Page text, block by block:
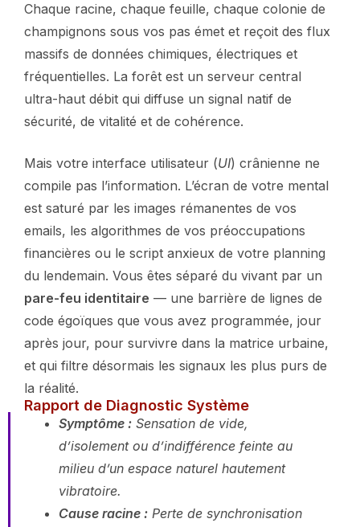
Chaque racine, chaque feuille, chaque colonie de
champignons sous vos pas émet et reçoit des flux
massifs de données chimiques, électriques et
fréquentielles. La forêt est un serveur central
ultra-haut débit qui diffuse un signal natif de
sécurité, de vitalité et de cohérence.
Mais votre interface utilisateur (UI) crânienne ne
compile pas l’information. L’écran de votre mental
est saturé par les images rémanentes de vos
emails, les algorithmes de vos préoccupations
financières ou le script anxieux de votre planning
du lendemain. Vous êtes séparé du vivant par un
pare-feu identitaire — une barrière de lignes de
code égoïques que vous avez programmée, jour
après jour, pour survivre dans la matrice urbaine,
et qui filtre désormais les signaux les plus purs de
la réalité.
Rapport de Diagnostic Système
Symptôme : Sensation de vide,
d’isolement ou d’indifférence feinte au
milieu d’un espace naturel hautement
vibratoire.
Cause racine : Perte de synchronisation